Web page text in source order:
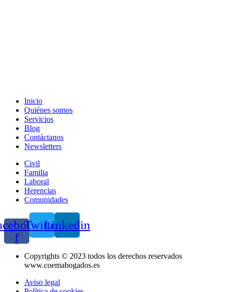
Inicio
Quiénes somos
Servicios
Blog
Contáctanos
Newsletters
Civil
Familia
Laboral
Herencias
Comunidades
f
TwitterLinkedin
Copyrights © 2023 todos los derechos reservados
www.coemabogados.es
Aviso legal